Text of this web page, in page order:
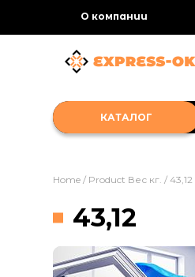
О компании
Home / Product Вес кг. / 43,12
43,12